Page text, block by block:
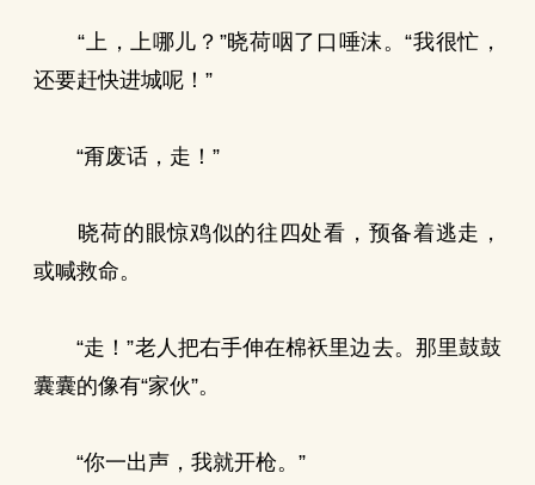
“上，上哪儿？”晓荷咽了口唾沫。“我很忙，
还要赶快进城呢！”
“甭废话，走！”
晓荷的眼惊鸡似的往四处看，预备着逃走，
或喊救命。
“走！”老人把右手伸在棉袄里边去。那里鼓鼓
囊囊的像有“家伙”。
“你一出声，我就开枪。”